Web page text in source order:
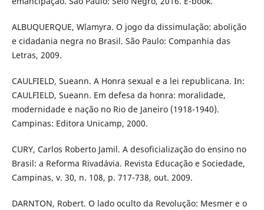
ALBUQUERQUE, Wlamyra. O jogo da dissimulação: abolição
e cidadania negra no Brasil. São Paulo: Companhia das
Letras, 2009.
CAULFIELD, Sueann. A Honra sexual e a lei republicana. In:
CAULFIELD, Sueann. Em defesa da honra: moralidade,
modernidade e nação no Rio de Janeiro (1918-1940).
Campinas: Editora Unicamp, 2000.
CURY, Carlos Roberto Jamil. A desoficialização do ensino no
Brasil: a Reforma Rivadávia. Revista Educação e Sociedade,
Campinas, v. 30, n. 108, p. 717-738, out. 2009.
DARNTON, Robert. O lado oculto da Revolução: Mesmer e o